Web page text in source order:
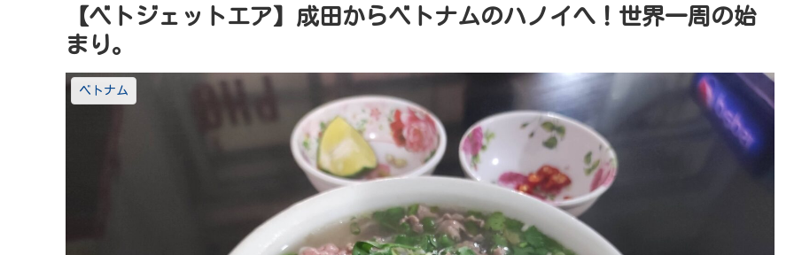
【ベトジェットエア】成田からベトナムのハノイへ！世界一周の始
まり。
ベトナム